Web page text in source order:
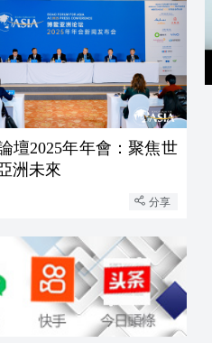
壇2025年年會：聚焦世
洲未來
分享